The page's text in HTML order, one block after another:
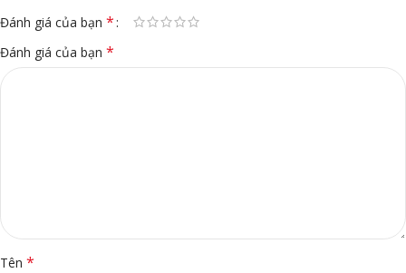
Đánh giá của bạn *
Đánh giá của bạn *
Tên *